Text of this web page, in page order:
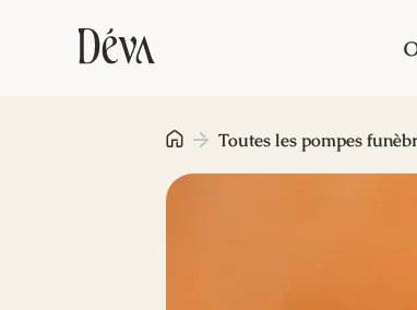
Toutes les pompes